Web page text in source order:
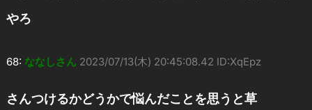
やろ
68: ななしさん 2023/07/13(木) 20:45:08.42 ID:XqEpz
さんつけるかどうかで悩んだことを思うと草